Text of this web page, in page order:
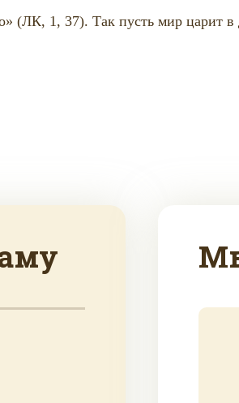
(ЛК, 1, 37). Так пусть мир царит